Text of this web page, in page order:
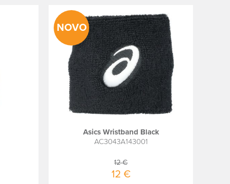
NOVO
Asics Wristband Black
AC3043A143001
12 €
12 €